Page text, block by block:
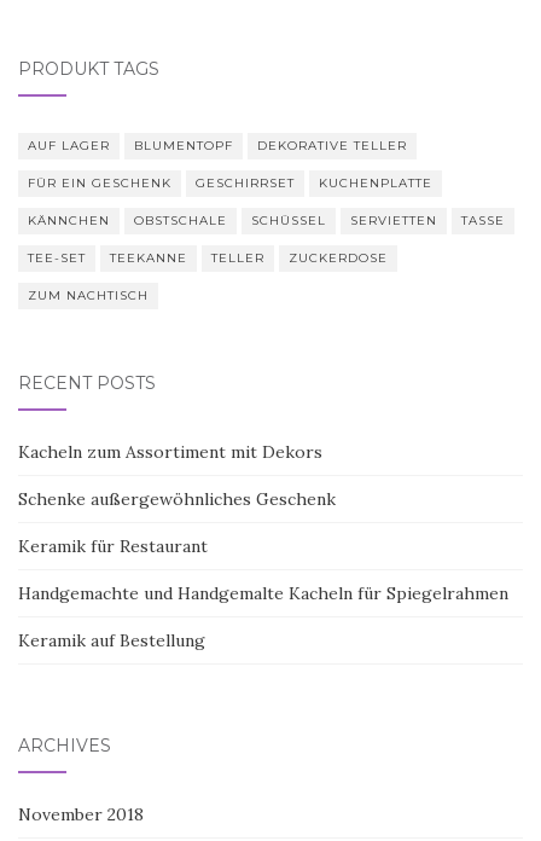
PRODUKT TAGS
AUF LAGER BLUMENTOPF DEKORATIVE TELLER
FÜR EIN GESCHENK GESCHIRRSET KUCHENPLATTE
KÄNNCHEN OBSTSCHALE SCHÜSSEL SERVIETTEN TASSE
TEE-SET TEEKANNE TELLER ZUCKERDOSE
ZUM NACHTISCH
RECENT POSTS
Kacheln zum Assortiment mit Dekors
Schenke außergewöhnliches Geschenk
Keramik für Restaurant
Handgemachte und Handgemalte Kacheln für Spiegelrahmen
Keramik auf Bestellung
ARCHIVES
November 2018